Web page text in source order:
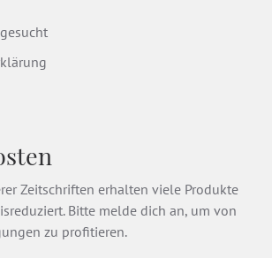
Zeitschriften erhalten viele Produkte
Bitte melde dich an, um von
zu profitieren.